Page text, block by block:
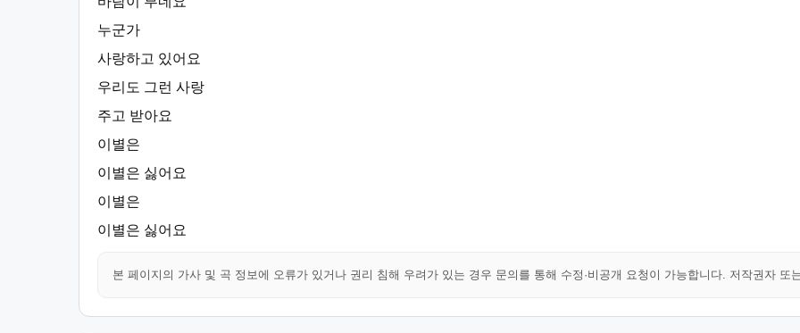
누군가
사랑하고 있어요
우리도 그런 사랑
주고 받아요
이별은
이별은 싫어요
이별은
이별은 싫어요
본 페이지의 가사 및 곡 정보에 오류가 있거나 권리 침해 우려가 있는 경우 문의를 통해 수정·비공개 요청이 가능합니다. 저작권자